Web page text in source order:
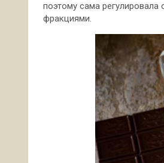
поэтому сама регулировала
фракциями.